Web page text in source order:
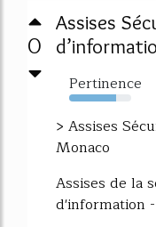
0
Assises
Pertinence
75%
> Assises
Monaco
Assises de la
d'information